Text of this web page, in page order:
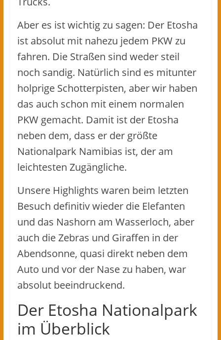
Aber es ist wichtig zu sagen: Der Etosha
ist absolut mit nahezu jedem PKW zu
fahren. Die Straßen sind weder steil
noch sandig. Natürlich sind es mitunter
holprige Schotterpisten, aber wir haben
das auch schon mit einem normalen
PKW gemacht. Damit ist der Etosha
neben dem, dass er der größte
Nationalpark Namibias ist, der am
leichtesten Zugängliche.
Unsere Highlights waren beim letzten
Besuch definitiv wieder die Elefanten
und das Nashorn am Wasserloch, aber
auch die Zebras und Giraffen in der
Abendsonne, quasi direkt neben dem
Auto und vor der Nase zu haben, war
absolut beeindruckend.
Der Etosha Nationalpark
im Überblick